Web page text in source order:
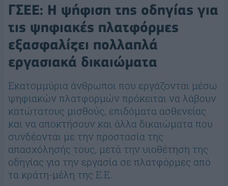
ΓΣΕΕ: Η ψήφιση της οδηγίας για
τις ψηφιακές πλατφόρμες
εξασφαλίζει πολλαπλά
εργασιακά δικαιώματα
Εκατομμύρια άνθρωποι που εργάζονται μέσω
ψηφιακών πλατφορμών πρόκειται να λάβουν
κατώτατους μισθούς, επιδόματα ασθενείας
και να αποκτήσουν και άλλα δικαιώματα που
συνδέονται με την προστασία της
απασχόλησής τους, μετά την υιοθέτηση της
οδηγίας για την εργασία σε πλατφόρμες από
τα κράτη-μέλη της Ε.Ε.